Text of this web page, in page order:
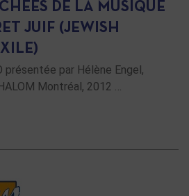
DE LA MUSIQUE
JUIF (JEWISH
présentée par Hélène Engel,
Montréal, 2012 …